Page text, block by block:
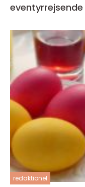
redaktionel